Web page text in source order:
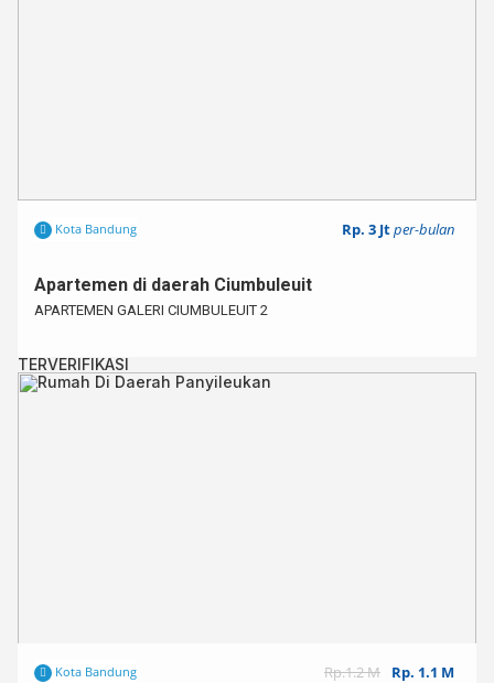
Kota Bandung Rp. 3 Jtper-bulan
Apartemen di daerah Ciumbuleuit
APARTEMEN GALERI CIUMBULEUIT 2
TERVERIFIKASI
Kota Bandung Rp.1.2 M Rp. 1.1 M